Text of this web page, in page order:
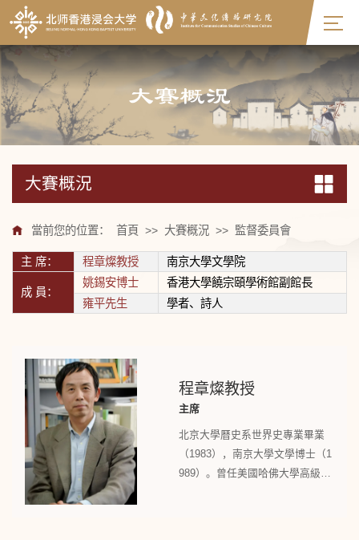
大賽概況
大賽概況
當前您的位置： 首頁 >> 大賽概況 >> 監督委員會
主 席： 程章燦教授 南京大學文學院
成 員：
姚錫安博士
香港大學饒宗頤學術館副館長
雍平先生
學者、詩人
程章燦教授
主席
北京大學曆史系世界史專業畢業
（1983），南京大學文學博士（1
989）。曾任美國哈佛大學高級訪